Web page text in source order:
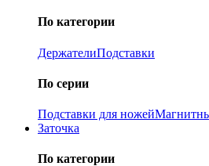
По категории
ДержателиПодставки
По серии
Подставки для ножей
Заточка
По категории